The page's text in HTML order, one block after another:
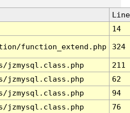
Line
14
function_extend.php 324
jzmysql.class.php
211
jzmysql.class.php
62
jzmysql.class.php
94
jzmysql.class.php 76